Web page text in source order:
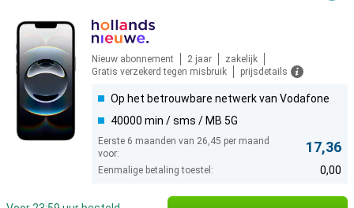
Nieuw abonnement 2 jaar
zakelijk
Gratis verzekerd tegen misbruik
prijsdetails
Op het betrouwbare netwerk van Vodafone
40000 min / sms / MB 5G
Eerste 6 maanden van 26,45 per maand
voor:
17,36
Eenmalige betaling toestel: 0,00